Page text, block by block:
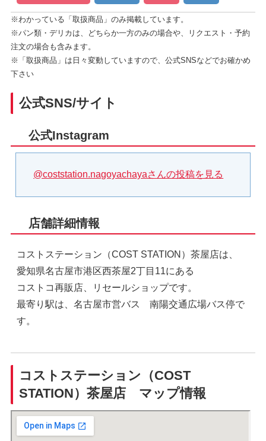
※わかっている「取扱商品」のみ掲載しています。
※パン類・デリカは、どちらか一方のみの場合や、リクエスト・予約
注文の場合も含みます。
※「取扱商品」は日々変動していますので、公式SNSなどでお確かめ
下さい
公式SNS/サイト
公式Instagram
@coststation.nagoyachayaさんの投稿を見る
店舗詳細情報
コストステーション（COST STATION）茶屋店は、
愛知県名古屋市港区西茶屋2丁目11にある
コストコ再販店、リセールショップです。
最寄り駅は、名古屋市営バス 南陽交通広場バス停で
す。
コストステーション（COST
STATION）茶屋店 マップ情報